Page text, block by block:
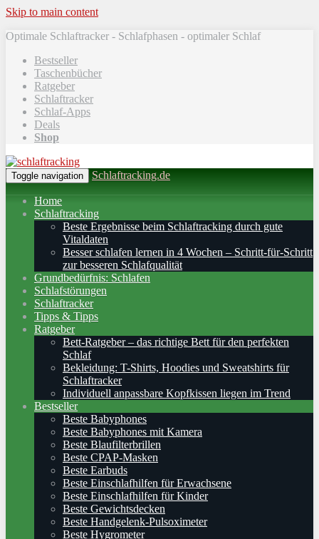
Skip to main content
Optimale Schlaftracker - Schlafphasen - optimaler Schlaf
Bestseller
Taschenbücher
Ratgeber
Schlaftracker
Schlaf-Apps
Deals
Shop
Toggle navigation Schlaftracking.de
Home
Schlaftracking
Beste Ergebnisse beim Schlaftracking durch gute
Vitaldaten
Besser schlafen lernen in 4 Wochen – Schritt‑für‑Schritt
zur besseren Schlafqualität
Grundbedürfnis: Schlafen
Schlafstörungen
Schlaftracker
Tipps & Tipps
Ratgeber
Bett-Ratgeber – das richtige Bett für den perfekten
Schlaf
Bekleidung: T-Shirts, Hoodies und Sweatshirts für
Schlaftracker
Individuell anpassbare Kopfkissen liegen im Trend
Bestseller
Beste Babyphones
Beste Babyphones mit Kamera
Beste Blaufilterbrillen
Beste CPAP-Masken
Beste Earbuds
Beste Einschlafhilfen für Erwachsene
Beste Einschlafhilfen für Kinder
Beste Gewichtsdecken
Beste Handgelenk-Pulsoximeter
Beste Hygrometer